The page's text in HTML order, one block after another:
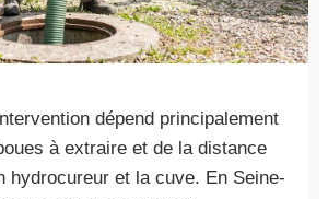
dépend principalement
à extraire et de la distance
hydrocureur et la cuve. En Seine-